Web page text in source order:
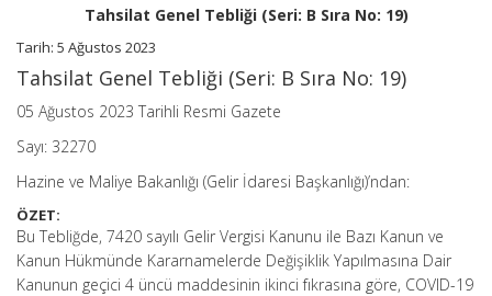
Tahsilat Genel Tebliği (Seri: B Sıra No: 19)
Tarih: 5 Ağustos 2023
Tahsilat Genel Tebliği (Seri: B Sıra No: 19)
05 Ağustos 2023 Tarihli Resmi Gazete
Sayı: 32270
Hazine ve Maliye Bakanlığı (Gelir İdaresi Başkanlığı)’ndan:
ÖZET:
Bu Tebliğde, 7420 sayılı Gelir Vergisi Kanunu ile Bazı Kanun ve
Kanun Hükmünde Kararnamelerde Değişiklik Yapılmasına Dair
Kanunun geçici 4 üncü maddesinin ikinci fıkrasına göre, COVID-19